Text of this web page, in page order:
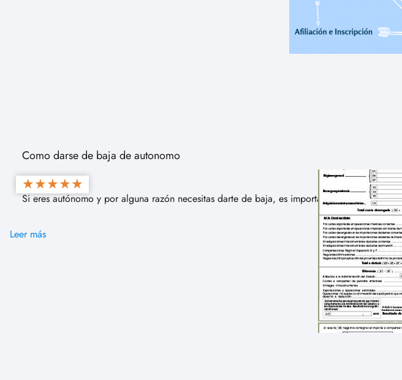
Como darse de baja de autonomo
Si eres autónomo y por alguna razón necesitas darte de baja, es importante que conozcas
Leer más
★★★★★